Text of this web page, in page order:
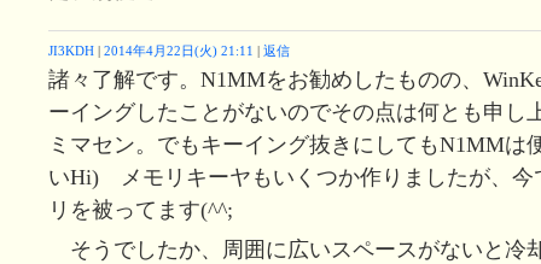
JI3KDH | 2014年4月22日(火) 21:11 | 返信
諸々了解です。N1MMをお勧めしたものの、
ーイングしたことがないのでその点は何とも申し
ミマセン。でもキーイング抜きにしてもN1MMは
いHi) メモリキーヤもいくつか作りましたが、今
リを被ってます(^^;
そうでしたか、周囲に広いスペースがないと冷